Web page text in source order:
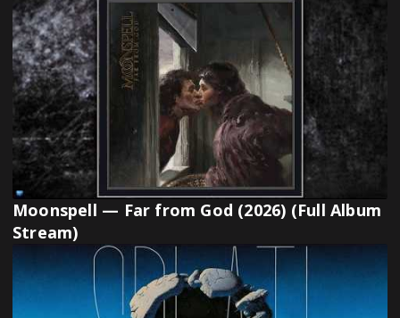
Moonspell — Far from God (2026) (Full Album
Stream)